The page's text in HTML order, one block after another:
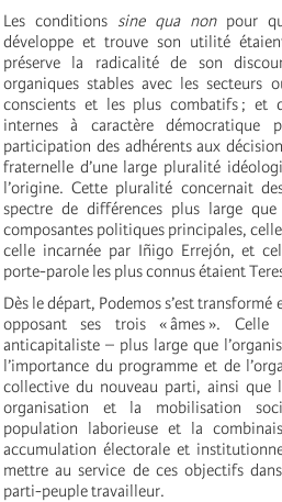
Les conditions sine qua nonpour
développe et trouve son utilité
préserve la radicalité de son
organiques stables avec les secteurs
conscients et les plus combatifs ; et
internes à caractère
participation des adhérents aux
fraternelle d’une large pluralité
l’origine. Cette pluralité concernait
spectre de différences plus large
composantes politiques principales,
celle incarnée par Iñigo Errejón, et
porte-parole les plus connus étaient
Dès le départ, Podemos s’est
opposant ses trois « âmes ».
anticapitaliste – plus large que
l’importance du programme et de
collective du nouveau parti, ainsi que
organisation et la mobilisation
population laborieuse et la
accumulation électorale et
mettre au service de ces objectifs
parti-peuple travailleur.